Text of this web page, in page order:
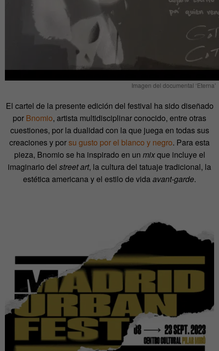
Imagen del documental ‘Eterna’
El cartel de la presente edición del festival ha sido diseñado
por Bnomio, artista multidisciplinar conocido, entre otras
cuestiones, por la dualidad con la que juega en todas sus
creaciones y porsu gusto por el blanco y negro. Para esta
pieza, Bnomio se ha inspirado en un mixque incluye el
imaginario del street art, la cultura del tatuaje tradicional, la
estética americana y el estilo de vidaavant-garde.